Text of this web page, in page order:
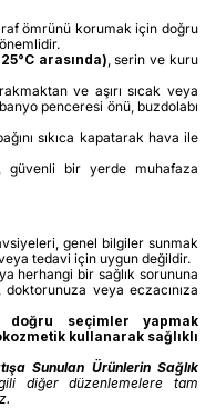
ömrünü korumak için doğru
arasında) , serin ve kuru
ve aşırı sıcak veya
penceresi önü, buzdolabı
sıkıca kapatarak hava ile
güvenli bir yerde muhafaza
genel bilgiler sunmak
tedavi için uygun değildir.
herhangi bir sağlık sorununa
veya eczacınıza
doğru seçimler yapmak
kullanarak sağlıklı
Sunulan Ürünlerin Sağlık
diğer düzenlemelere tam